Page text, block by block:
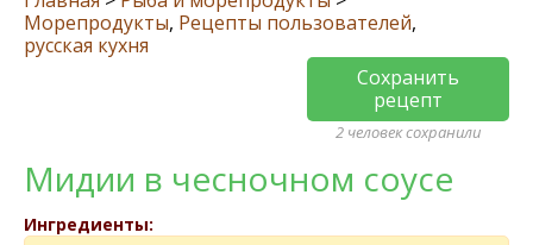
Морепродукты, Рецепты пользователей,
русская кухня
Сохранить
рецепт
2 человек сохранили
Мидии в чесночном соусе
Ингредиенты: